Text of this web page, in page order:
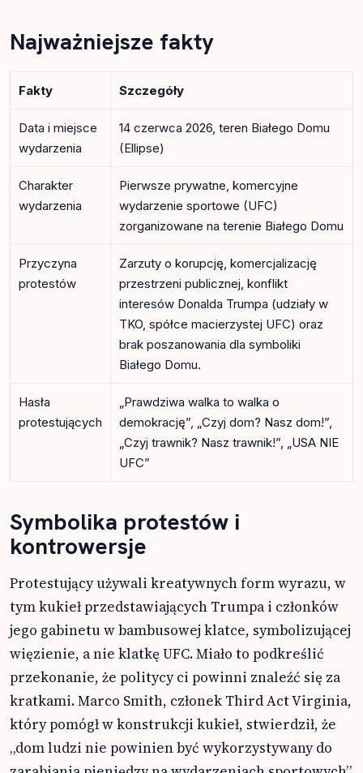
Najważniejsze fakty
Fakty Szczegóły
Data i miejsce
wydarzenia
14 czerwca 2026, teren Białego Domu
(Ellipse)
Charakter
wydarzenia
Pierwsze prywatne, komercyjne
wydarzenie sportowe (UFC)
zorganizowane na terenie Białego Domu
Przyczyna
protestów
Zarzuty o korupcję, komercjalizację
przestrzeni publicznej, konflikt
interesów Donalda Trumpa (udziały w
TKO, spółce macierzystej UFC) oraz
brak poszanowania dla symboliki
Białego Domu.
Hasła
protestujących
„Prawdziwa walka to walka o
demokrację”, „Czyj dom? Nasz dom!”,
„Czyj trawnik? Nasz trawnik!”, „USA NIE
UFC”
Symbolika protestów i
kontrowersje
Protestujący używali kreatywnych form wyrazu, w
tym kukieł przedstawiających Trumpa i członków
jego gabinetu w bambusowej klatce, symbolizującej
więzienie, a nie klatkę UFC. Miało to podkreślić
przekonanie, że politycy ci powinni znaleźć się za
kratkami. Marco Smith, członek Third Act Virginia,
który pomógł w konstrukcji kukieł, stwierdził, że
„dom ludzi nie powinien być wykorzystywany do